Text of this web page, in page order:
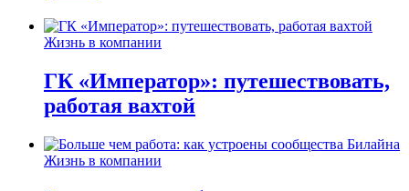
Жизнь в компании
ГК «Император»: путешествовать,
работая вахтой
Жизнь в компании